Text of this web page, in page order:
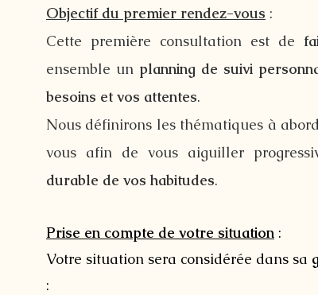
Objectif du premier rendez-vous :
Cette première consultation est de
ensemble un planning de suivi
besoins et vos attentes.
Nous définirons les thématiques à
vous afin de vous aiguiller
durable de vos habitudes.
Prise en compte de votre situation :
Votre situation sera considérée dans sa
: